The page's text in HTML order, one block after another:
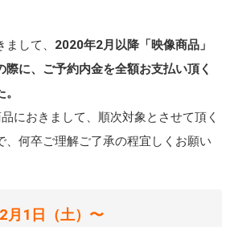
して、 2020年2月以降「映像商品」
際に、ご予約内金を全額お支払い頂く
におきまして、順次対象とさせて頂く
、何卒ご理解ご了承の程宜しくお願い
月1日（土）〜